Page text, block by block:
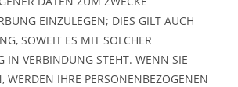
EINZULEGEN; DIES GILT AUCH
SOWEIT ES MIT SOLCHER
IN VERBINDUNG STEHT. WENN SIE
WERDEN IHRE PERSONENBEZOGENEN